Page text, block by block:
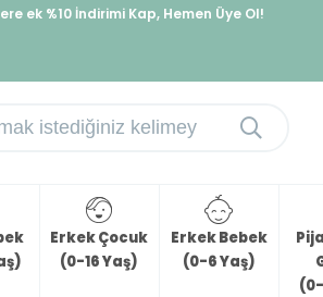
ek %10 İndirimi Kap, Hemen Üye Ol!
Erkek Çocuk
(0-16 Yaş)
Erkek Bebek
(0-6 Yaş)